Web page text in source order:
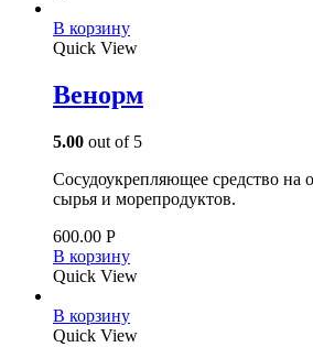
В корзину
Quick View
Венорм
5.00 out of 5
Сосудоукрепляющее средство на
сырья и морепродуктов.
600.00 Р
В корзину
Quick View
В корзину
Quick View